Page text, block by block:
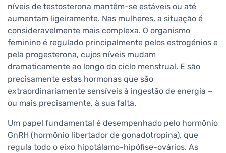
níveis de testosterona mantêm-se estáveis ou até
aumentam ligeiramente. Nas mulheres, a situação é
consideravelmente mais complexa. O organismo
feminino é regulado principalmente pelos estrogénios e
pela progesterona, cujos níveis mudam
dramaticamente ao longo do ciclo menstrual. E são
precisamente estas hormonas que são
extraordinariamente sensíveis à ingestão de energia –
ou mais precisamente, à sua falta.
Um papel fundamental é desempenhado pelo hormônio
GnRH (hormônio libertador de gonadotropina), que
regula todo o eixo hipotálamo-hipófise-ovários. As